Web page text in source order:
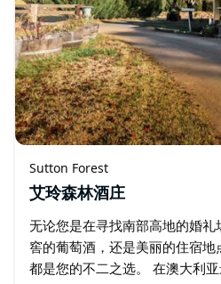
Sutton Forest
艾玲森林酒庄
无论您是在寻找南部高地的婚
窖的葡萄酒，还是美丽的住宿
都是您的不二之选。 在澳大利